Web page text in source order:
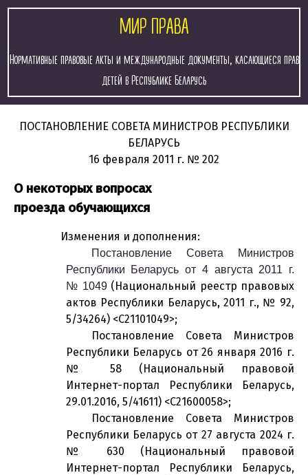
МИР ПРАВА
Нормативные правовые акты и международные документы, касающиеся прав
детей в Республике Беларусь
ПОСТАНОВЛЕНИЕ СОВЕТА МИНИСТРОВ РЕСПУБЛИКИ
БЕЛАРУСЬ
16 февраля 2011 г. № 202
О некоторых вопросах
проезда обучающихся
Изменения и дополнения:
Постановление Совета Министров
Республики Беларусь от 4 августа 2011 г.
№ 1049(Национальный реестр правовых
актов Республики Беларусь, 2011 г., № 92,
5/34264) <C21101049>;
Постановление Совета Министров
Республики Беларусь от 26 января 2016 г.
№ 58 (Национальный правовой
Интернет-портал Республики Беларусь,
29.01.2016, 5/41611) <C21600058>;
Постановление Совета Министров
Республики Беларусь от 27 августа 2024 г.
№ 630 (Национальный правовой
Интернет-портал Республики Беларусь,